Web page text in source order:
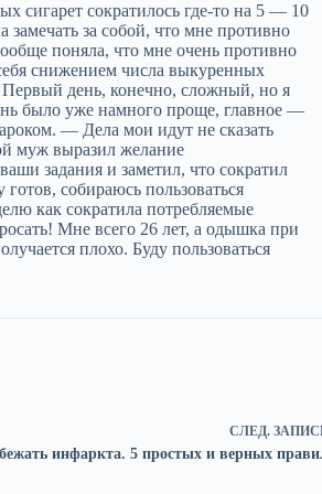
сигарет сократилось где-то на 5 — 10
замечать за собой, что мне противно
поняла, что мне очень противно
снижением числа выкуренных
Первый день, конечно, сложный, но я
было уже намного проще, главное —
— Дела мои идут не сказать
муж выразил желание
задания и заметил, что сократил
собираюсь пользоваться
как сократила потребляемые
Мне всего 26 лет, а одышка при
плохо. Буду пользоваться
СЛЕД.
инфаркта. 5 простых и верных